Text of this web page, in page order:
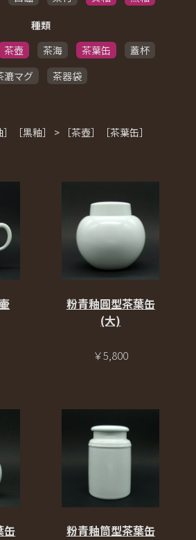
種類
茶壺 茶海 茶葉缶
蓋杯
漉マグ
茶器袋
］［黒釉］ > ［茶壺］［茶葉缶］
粉青釉圓型茶葉缶
(大)
￥5,800
缶
粉青釉筒型茶葉缶